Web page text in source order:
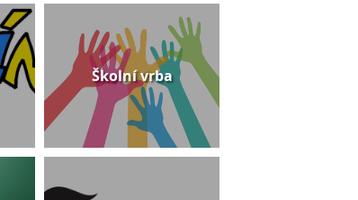
Školní vrba